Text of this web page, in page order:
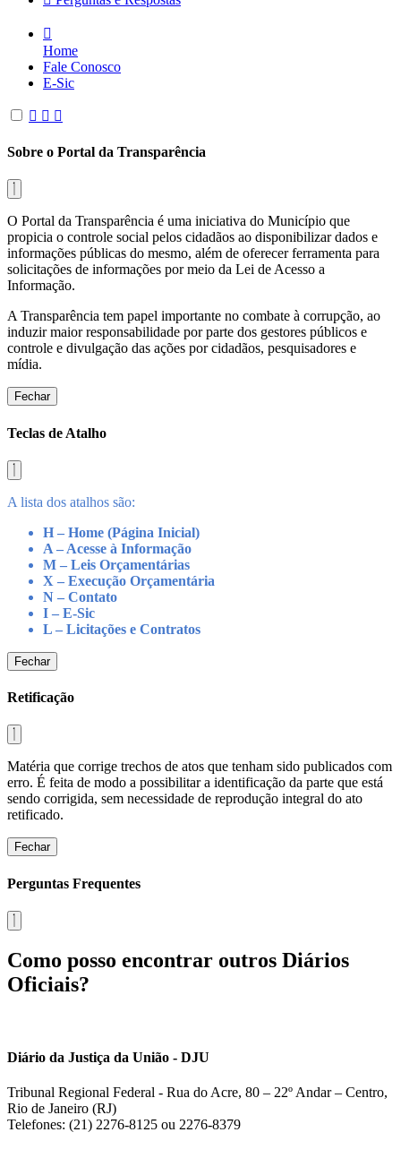
Home
Fale Conosco
E-Sic
Sobre o Portal da Transparência
O Portal da Transparência é uma iniciativa do Município que
propicia o controle social pelos cidadãos ao disponibilizar dados e
informações públicas do mesmo, além de oferecer ferramenta para
solicitações de informações por meio da Lei de Acesso a
Informação.
A Transparência tem papel importante no combate à corrupção, ao
induzir maior responsabilidade por parte dos gestores públicos e
controle e divulgação das ações por cidadãos, pesquisadores e
mídia.
Fechar
Teclas de Atalho
A lista dos atalhos são:
H – Home (Página Inicial)
A – Acesse à Informação
M – Leis Orçamentárias
X – Execução Orçamentária
N – Contato
I – E-Sic
L – Licitações e Contratos
Fechar
Retificação
Matéria que corrige trechos de atos que tenham sido publicados com
erro. É feita de modo a possibilitar a identificação da parte que está
sendo corrigida, sem necessidade de reprodução integral do ato
retificado.
Fechar
Perguntas Frequentes
Como posso encontrar outros Diários
Oficiais?
Diário da Justiça da União - DJU
Tribunal Regional Federal - Rua do Acre, 80 – 22º Andar – Centro,
Rio de Janeiro (RJ)
Telefones: (21) 2276-8125 ou 2276-8379